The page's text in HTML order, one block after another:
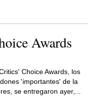
Awards
Choice Awards, los
'importantes' de la
se entregaron ayer,...